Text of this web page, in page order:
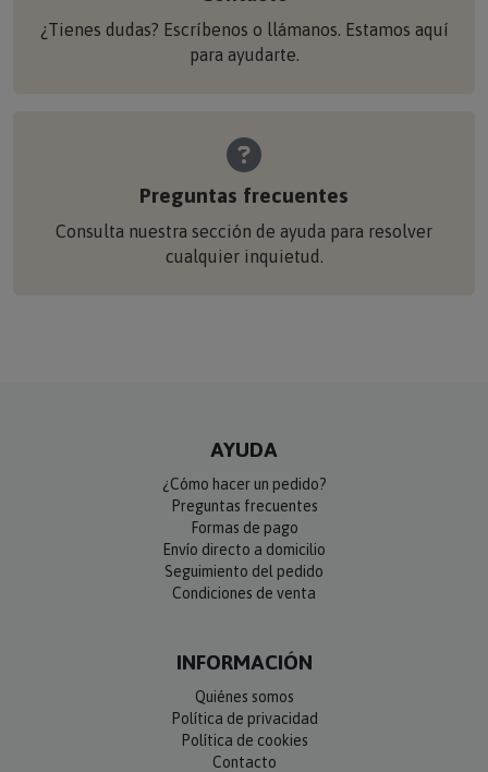
¿Tienes dudas? Escríbenos o llámanos. Estamos aquí
para ayudarte.
Preguntas frecuentes
Consulta nuestra sección de ayuda para resolver
cualquier inquietud.
AYUDA
¿Cómo hacer un pedido?
Preguntas frecuentes
Formas de pago
Envío directo a domicilio
Seguimiento del pedido
Condiciones de venta
INFORMACIÓN
Quiénes somos
Política de privacidad
Política de cookies
Contacto